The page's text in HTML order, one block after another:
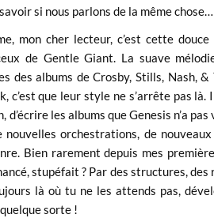
si nous parlons de la même chose…
mon cher lecteur, c’est cette
de Gentle Giant. La suave
des albums de Crosby, Stills, Nash,
c’est que leur style ne s’arrête pas
d’écrire les albums que Genesis n’a
nouvelles orchestrations, de
Bien rarement depuis mes
stupéfait ? Par des structures, des
là où tu ne les attends pas,
sorte !